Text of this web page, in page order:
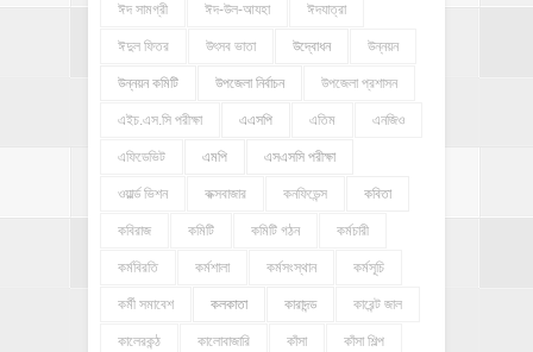
ঈদ সামগ্রী ঈদ-উল-আযহা ঈদযাত্রা
ঈদুল ফিতর উৎসব ভাতা উদ্বোধন উন্নয়ন
উন্নয়ন কমিটি উপজেলা নির্বাচন উপজেলা প্রশাসন
এইচ.এস.সি পরীক্ষা এএসপি এতিম এনজিও
এফিডেভিট এমপি এসএসসি পরীক্ষা
ওয়ার্ল্ড ভিশন কক্সবাজার কনফিডেন্স কবিতা
কবিরাজ কমিটি কমিটি গঠন কর্মচারী
কর্মবিরতি কর্মশালা কর্মসংস্থান কর্মসূচি
কর্মী সমাবেশ কলকাতা কারাদন্ড কারেন্ট জাল
কালেরকন্ঠ কালোবাজারি কাঁসা কাঁসা শিল্প